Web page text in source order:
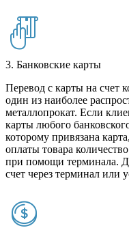
3. Банковские карты
Перевод с карты на счет
один из наиболее
металлопрокат. Если
карты любого
которому привязана
оплаты товара
при помощи терминала.
счет через терминал или